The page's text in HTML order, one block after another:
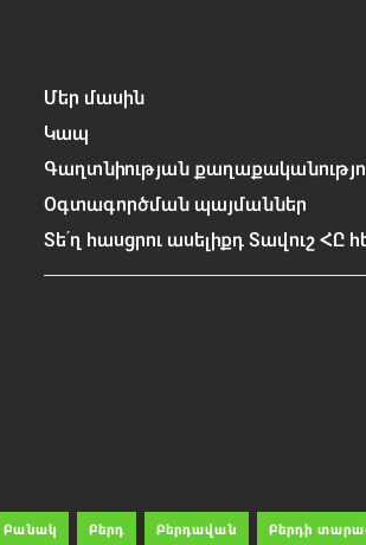
Մեր մասին
Կապ
Գաղտնիության
Օգտագործման պայմաններ
Տե՛ղ հասցրու ասելիքդ Տավուշ ՀԸ
Բանակ Բերդ Բերդավան Բերդի